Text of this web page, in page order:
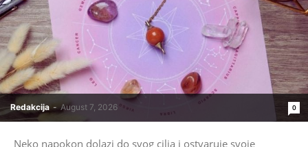
Redakcija - August 7, 2026 0
Neko napokon dolazi do svog cilja i ostvaruje svoje